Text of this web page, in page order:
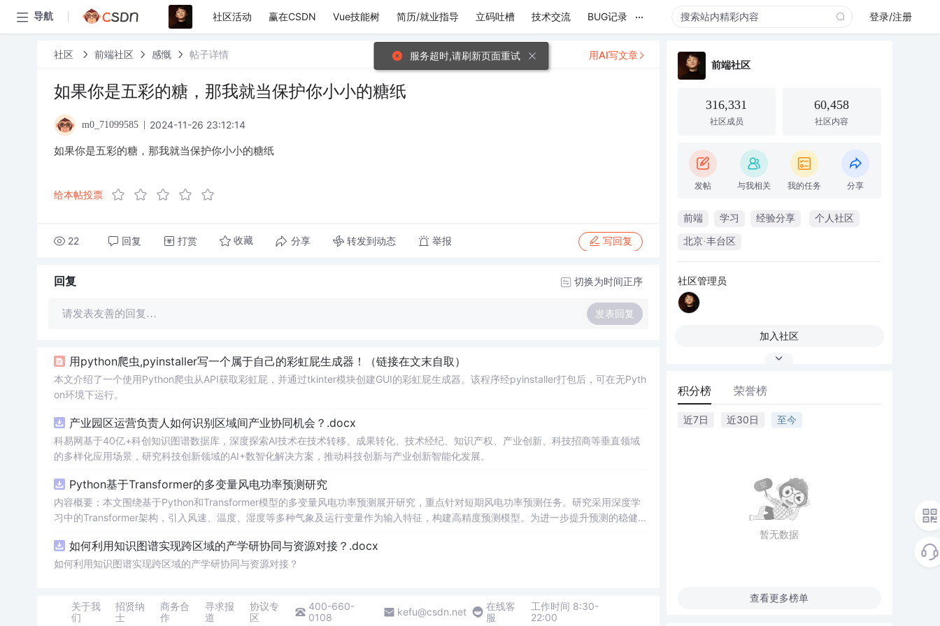
导航 社区活动 赢在CSDN Vue技能树 简历/就业指导 立码吐槽 技术交流 BUG记录 ... 登录/注册
社区 前端社区 感慨 帖子详情
如果你是五彩的糖，那我就当保护你小小的糖纸
m0_71099585 2024-11-26 23:12:14
如果你是五彩的糖，那我就当保护你小小的糖纸
给本帖投票
22 回复 打赏 收藏 分享 转发到动态 举报 写回复
用AI写文章
回复 切换为时间正序
请发表友善的回复… 发表回复
用python爬虫,pyinstaller写一个属于自己的彩虹屁生成器！（链接在文末自取）
本文介绍了一个使用Python爬虫从API获取彩虹屁，并通过tkinter模块创建GUI的彩虹屁生成器。该程序经pyinstaller打包后，可在无Pyth
on环境下运行。
产业园区运营负责人如何识别区域间产业协同机会？.docx
科易网基于40亿+科创知识图谱数据库，深度探索AI技术在技术转移、成果转化、技术经纪、知识产权、产业创新、科技招商等垂直领域
的多样化应用场景，研究科技创新领域的AI+数智化解决方案，推动科技创新与产业创新智能化发展。
Python基于Transformer的多变量风电功率预测研究
内容概要：本文围绕基于Python和Transformer模型的多变量风电功率预测展开研究，重点针对短期风电功率预测任务。研究采用深度学
习中的Transformer架构，引入风速、温度、湿度等多种气象及运行变量作为输入特征，构建高精度预测模型。为进一步提升预测的稳健性
该技术是机器学习与新能源领域深度融合的典型应用，旨在提高风电并网的稳定性与电网调度的科学性。; 适合人群：具备Python编程基
础，熟悉主流深度学习框架（如PyTorch或TensorFlow）的研究生、科研人员，以及从事新能源发电预测、电力系统调度、智能电网优化
融合机制，提升预测结果的概率性输出与风险评估能力。; 阅读建议：此资源适用于已掌握机器学习与深度学习基础知识的读者，建议结合
如何利用知识图谱实现跨区域的产学研协同与资源对接？.docx
如何利用知识图谱实现跨区域的产学研协同与资源对接？
关于我
们
招贤纳
士
商务合
作
寻求报
道
协议专
区
400-660-
0108
kefu@csdn.net
在线客
服
工作时间 8:30-
22:00
前端社区
316,331
社区成员
60,458
社区内容
发帖 与我相关 我的任务 分享
前端 学习 经验分享 个人社区
北京·丰台区
社区管理员
加入社区
积分榜 荣誉榜
近7日 近30日 至今
暂无数据
查看更多榜单
服务超时,请刷新页面重试